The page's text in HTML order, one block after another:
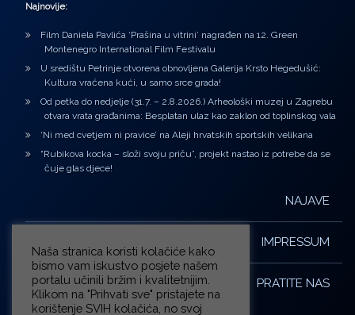
Najnovije:
Film Daniela Pavlića ‘Prašina u vitrini’ nagrađen na 12. Green
Montenegro International Film Festivalu
U središtu Petrinje otvorena obnovljena Galerija Krsto Hegedušić:
Kultura vraćena kući, u samo srce grada!
Od petka do nedjelje (31.7. – 2.8.2026.) Arheološki muzej u Zagrebu
otvara vrata građanima: Besplatan ulaz kao zaklon od toplinskog vala
‘Ni med cvetjem ni pravice’ na Aleji hrvatskih sportskih velikana
“Rubikova kocka – složi svoju priču”, projekt nastao iz potrebe da se
čuje glas djece!
NAJAVE
IMPRESSUM
PRATITE NAS
Naša stranica koristi kolačiće kako
bismo vam iskustvo posjete našem
portalu učinili bržim i kvalitetnijim.
Klikom na "Prihvati sve" pristajete na
korištenje SVIH kolačića, no svoj